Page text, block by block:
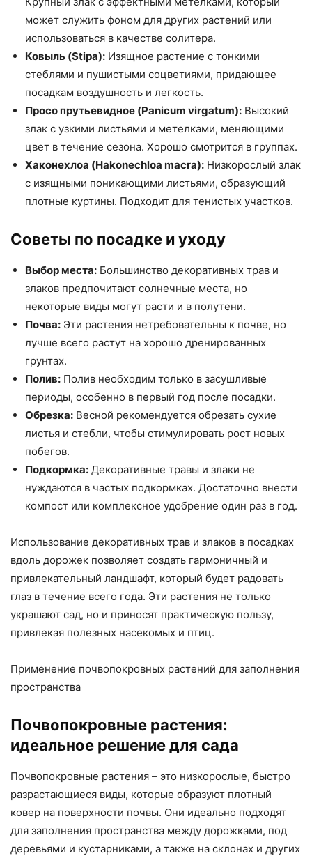
может служить фоном для других растений или
использоваться в качестве солитера.
Ковыль (Stipa): Изящное растение с тонкими
стеблями и пушистыми соцветиями, придающее
посадкам воздушность и легкость.
Просо прутьевидное (Panicum virgatum): Высокий
злак с узкими листьями и метелками, меняющими
цвет в течение сезона. Хорошо смотрится в группах.
Хаконехлоа (Hakonechloa macra): Низкорослый злак
с изящными поникающими листьями, образующий
плотные куртины. Подходит для тенистых участков.
Советы по посадке и уходу
Выбор места: Большинство декоративных трав и
злаков предпочитают солнечные места, но
некоторые виды могут расти и в полутени.
Почва: Эти растения нетребовательны к почве, но
лучше всего растут на хорошо дренированных
грунтах.
Полив: Полив необходим только в засушливые
периоды, особенно в первый год после посадки.
Обрезка: Весной рекомендуется обрезать сухие
листья и стебли, чтобы стимулировать рост новых
побегов.
Подкормка: Декоративные травы и злаки не
нуждаются в частых подкормках. Достаточно внести
компост или комплексное удобрение один раз в год.
Использование декоративных трав и злаков в посадках
вдоль дорожек позволяет создать гармоничный и
привлекательный ландшафт, который будет радовать
глаз в течение всего года. Эти растения не только
украшают сад, но и приносят практическую пользу,
привлекая полезных насекомых и птиц.
Применение почвопокровных растений для заполнения
пространства
Почвопокровные растения:
идеальное решение для сада
Почвопокровные растения – это низкорослые, быстро
разрастающиеся виды, которые образуют плотный
ковер на поверхности почвы. Они идеально подходят
для заполнения пространства между дорожками, под
деревьями и кустарниками, а также на склонах и других